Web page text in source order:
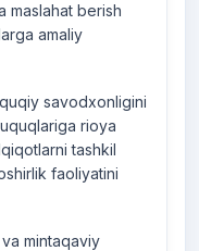
maslahat berish
amaliy
savodxonligini
rioya
tashkil
faoliyatini
mintaqaviy